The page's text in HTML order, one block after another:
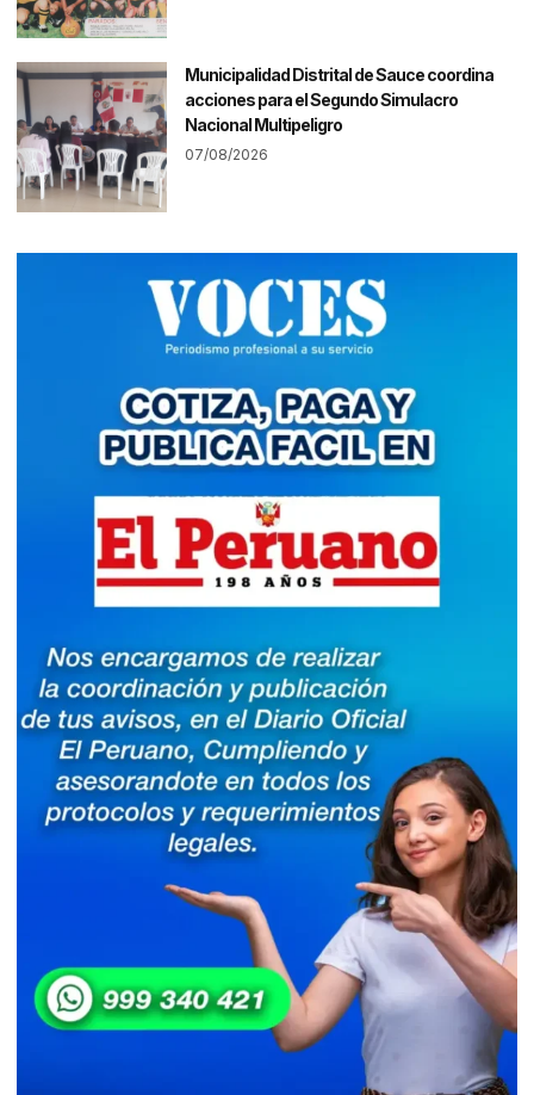
Municipalidad Distrital de Sauce coordina
acciones para el Segundo Simulacro
Nacional Multipeligro
07/08/2026